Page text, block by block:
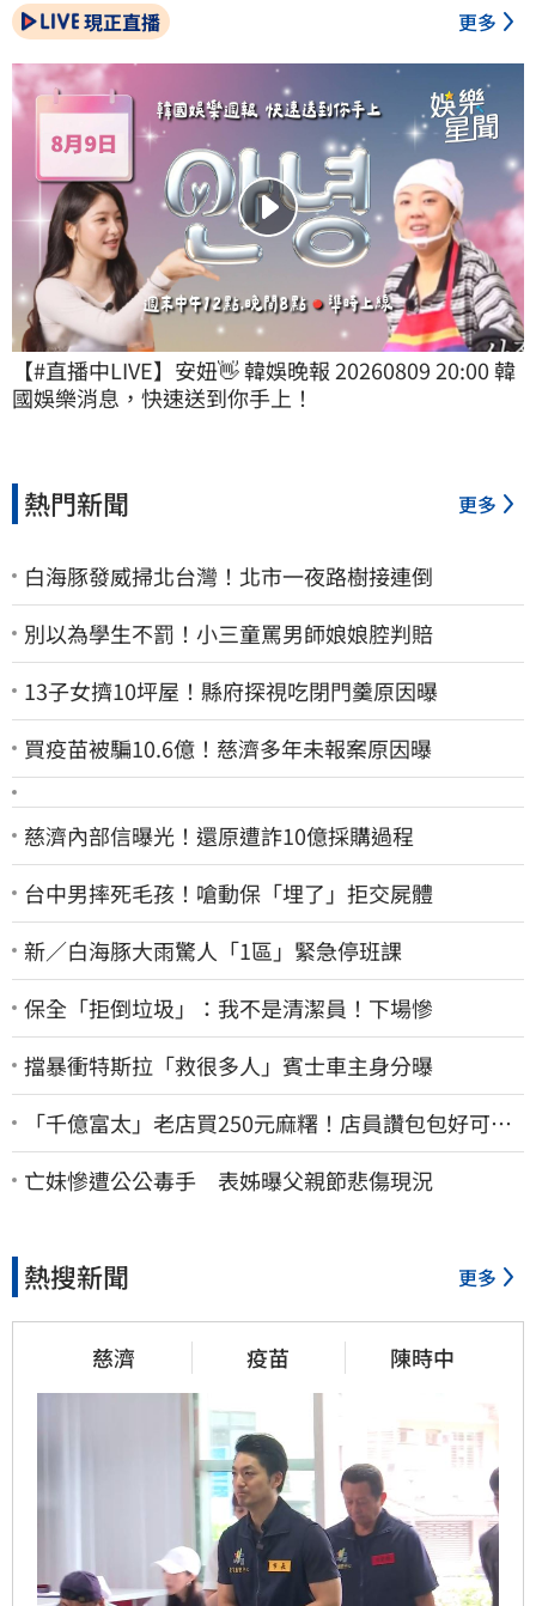
現正直播 更多
【#直播中LIVE】安妞👋 韓娛晚報 20260809 20:00 韓
國娛樂消息，快速送到你手上！
熱門新聞 更多
白海豚發威掃北台灣！北市一夜路樹接連倒
別以為學生不罰！小三童罵男師娘娘腔判賠
13子女擠10坪屋！縣府探視吃閉門羹原因曝
買疫苗被騙10.6億！慈濟多年未報案原因曝
慈濟內部信曝光！還原遭詐10億採購過程
台中男摔死毛孩！嗆動保「埋了」拒交屍體
新／白海豚大雨驚人「1區」緊急停班課
保全「拒倒垃圾」：我不是清潔員！下場慘
擋暴衝特斯拉「救很多人」賓士車主身分曝
「千億富太」老店買250元麻糬！店員讚包包好可
愛 笑回：我自己做的
亡妹慘遭公公毒手 表姊曝父親節悲傷現況
熱搜新聞 更多
慈濟 疫苗 陳時中